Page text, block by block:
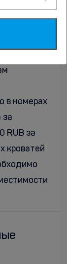
в номерах
за
RUB за
кроватей